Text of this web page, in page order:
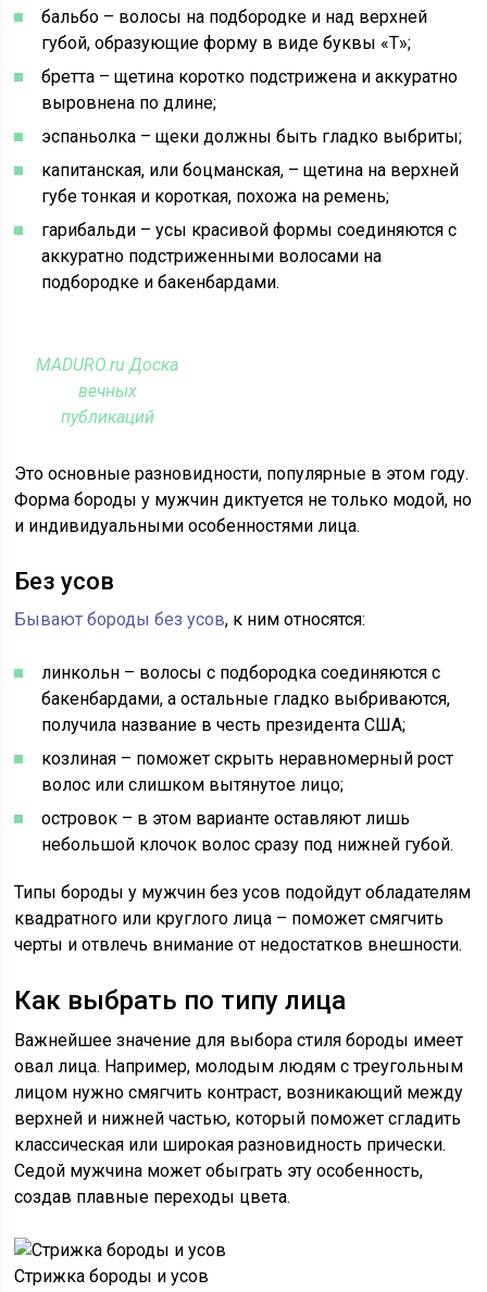
бальбо – волосы на подбородке и над верхней
губой, образующие форму в виде буквы «Т»;
бретта – щетина коротко подстрижена и аккуратно
выровнена по длине;
эспаньолка – щеки должны быть гладко выбриты;
капитанская, или боцманская, – щетина на верхней
губе тонкая и короткая, похожа на ремень;
гарибальди – усы красивой формы соединяются с
аккуратно подстриженными волосами на
подбородке и бакенбардами.
MADURO.ru Доска
вечных
публикаций
Это основные разновидности, популярные в этом году.
Форма бороды у мужчин диктуется не только модой, но
и индивидуальными особенностями лица.
Без усов
Бывают бороды без усов, к ним относятся:
линкольн – волосы с подбородка соединяются с
бакенбардами, а остальные гладко выбриваются,
получила название в честь президента США;
козлиная – поможет скрыть неравномерный рост
волос или слишком вытянутое лицо;
островок – в этом варианте оставляют лишь
небольшой клочок волос сразу под нижней губой.
Типы бороды у мужчин без усов подойдут обладателям
квадратного или круглого лица – поможет смягчить
черты и отвлечь внимание от недостатков внешности.
Как выбрать по типу лица
Важнейшее значение для выбора стиля бороды имеет
овал лица. Например, молодым людям с треугольным
лицом нужно смягчить контраст, возникающий между
верхней и нижней частью, который поможет сгладить
классическая или широкая разновидность прически.
Седой мужчина может обыграть эту особенность,
создав плавные переходы цвета.
Стрижка бороды и усов